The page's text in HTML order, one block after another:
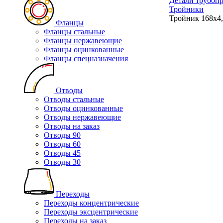
Фланцы
Фланцы стальные
Фланцы нержавеющие
Фланцы оцинкованные
Фланцы спецназначения
Отводы
Отводы стальные
Отводы оцинкованные
Отводы нержавеющие
Отводы на заказ
Отводы 90
Отводы 60
Отводы 45
Отводы 30
Переходы
Переходы концентрические
Переходы эксцентрические
Переходы на заказ
Тройники
Тройник